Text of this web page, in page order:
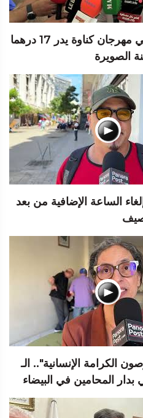
بنسعيد: كل درهم يُستثمر في مهرجان كناوة يدر 17 درهما
الصويرة
الساعة الإضافية من بعد
الكرامة الإنسانية".. الـ